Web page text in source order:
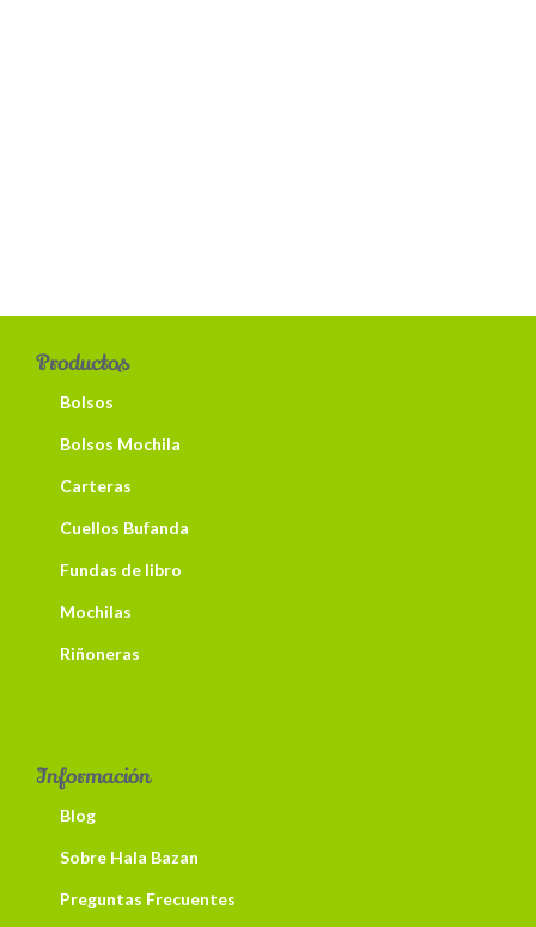
Productos
Bolsos
Bolsos Mochila
Carteras
Cuellos Bufanda
Fundas de libro
Mochilas
Riñoneras
Información
Blog
Sobre Hala Bazan
Preguntas Frecuentes